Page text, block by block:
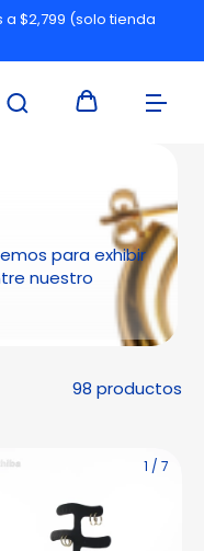
$2,799 (solo tienda
para exhibir
nuestro
98 productos
1 / 7